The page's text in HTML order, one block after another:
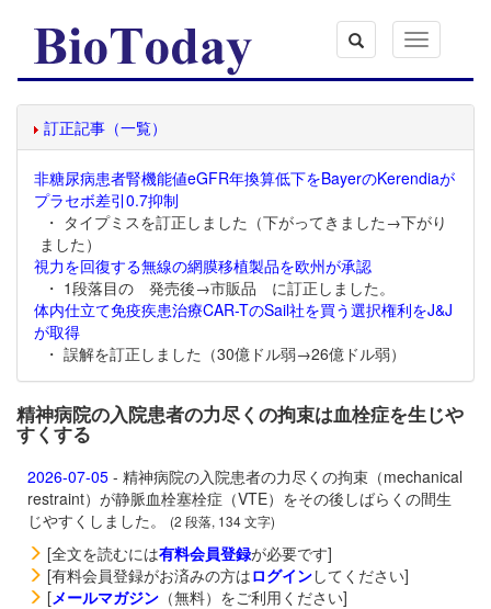
Toggle
navigation
訂正記事（一覧）
非糖尿病患者腎機能値eGFR年換算低下をBayerのKerendiaが
プラセボ差引0.7抑制
・ タイプミスを訂正しました（下がってきました→下がり
ました）
視力を回復する無線の網膜移植製品を欧州が承認
・ 1段落目の 発売後→市販品 に訂正しました。
体内仕立て免疫疾患治療CAR-TのSail社を買う選択権利をJ&J
が取得
・ 誤解を訂正しました（30億ドル弱→26億ドル弱）
精神病院の入院患者の力尽くの拘束は血栓症を生じや
すくする
2026-07-05 - 精神病院の入院患者の力尽くの拘束（mechanical
restraint）が静脈血栓塞栓症（VTE）をその後しばらくの間生
じやすくしました。
(2 段落, 134 文字)
[全文を読むには有料会員登録が必要です]
[有料会員登録がお済みの方はログインしてください]
[メールマガジン （無料）をご利用ください]